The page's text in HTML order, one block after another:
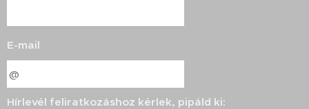
E-mail
Hírlevél feliratkozáshoz kérlek, pipáld ki: